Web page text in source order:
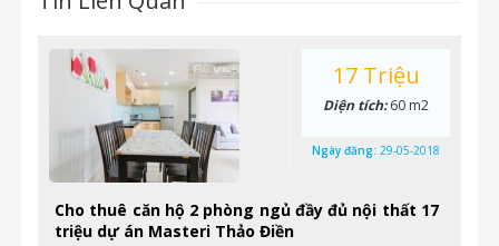
Cho thuê căn hộ 2 phòng ngủ đầy đủ nội thất 17
triệu dự án Masteri Thảo Điền
17 Triệu
Diện tích:60 m2
Ngày đăng: 29-05-2018